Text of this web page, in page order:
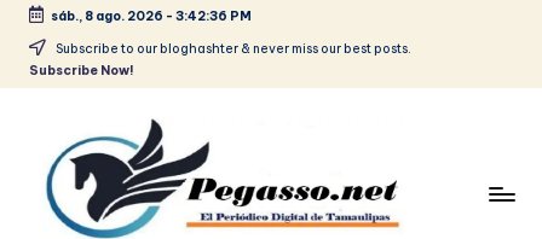
Saltar
sáb., 8 ago. 2026 - 3:42:37 PM
Subscribe to our bloghashter & never miss our best posts.
Subscribe Now!